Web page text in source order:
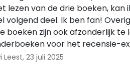
lezen van de drie boeken, kan
volgend deel. Ik ben fan!
boeken zijn ook afzonderlijk te
voor het recensie-
Leest,23 juli 2025